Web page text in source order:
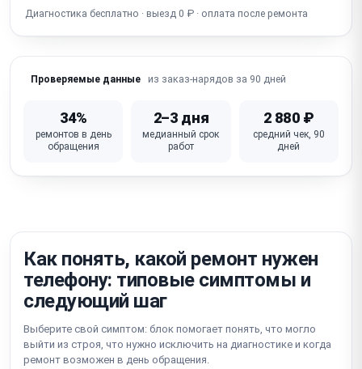
Попадание воды / окисление (несмотря на IP-
защиту)
блокировка iCloud
Не работает кнопка питания / громкости /
Диагностика бесплатно · выезд 0 ₽ · оплата после ремонта
Проверяемые данные из заказ-нарядов за 90 дней
34%
ремонтов в день
обращения
2–3 дня
медианный срок
работ
2 880 ₽
средний чек, 90
дней
Как понять, какой ремонт нужен
телефону: типовые симптомы и
следующий шаг
Выберите свой симптом: блок помогает понять, что могло
выйти из строя, что нужно исключить на диагностике и когда
ремонт возможен в день обращения.